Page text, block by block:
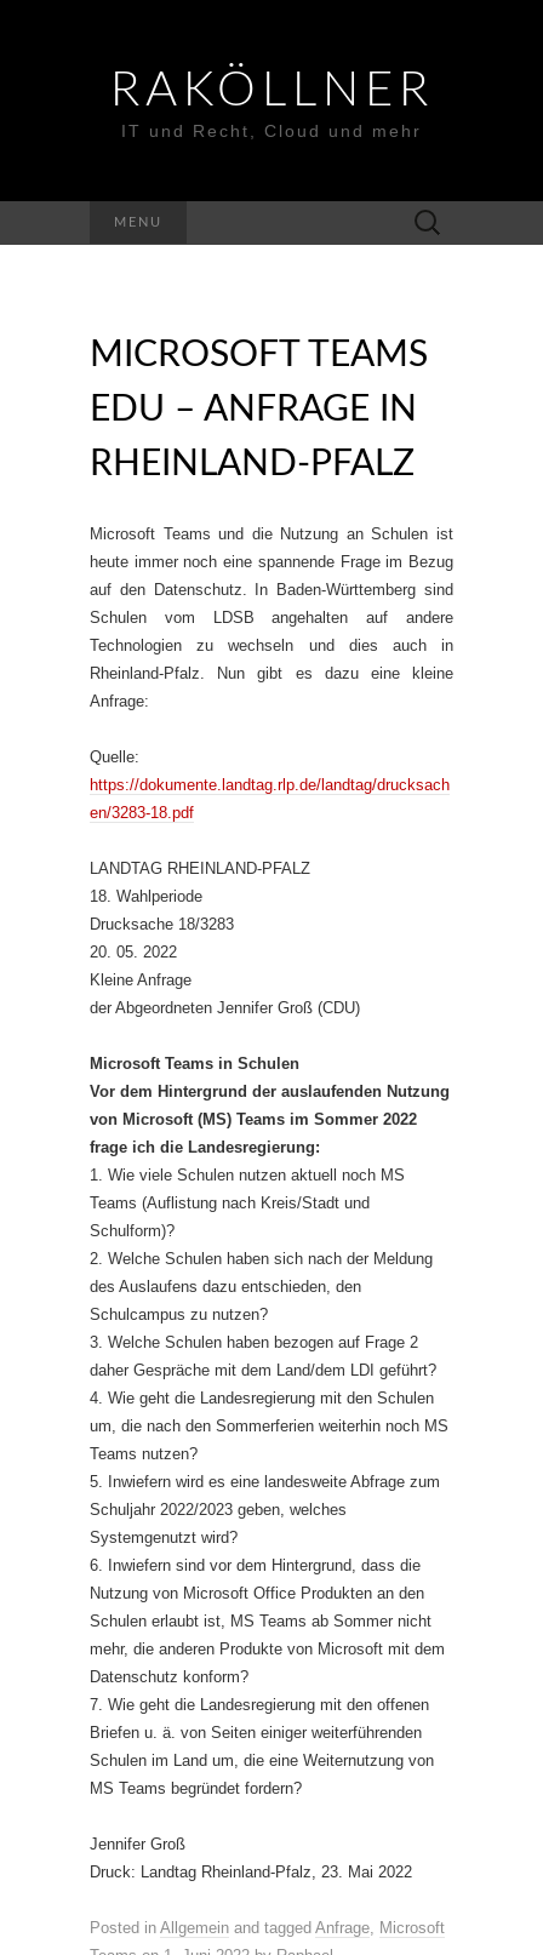
RAKÖLLNER
IT und Recht, Cloud und mehr
MENU
Suchen
nach:
MICROSOFT TEAMS
EDU – ANFRAGE IN
RHEINLAND-PFALZ
Microsoft Teams und die Nutzung an Schulen ist
heute immer noch eine spannende Frage im Bezug
auf den Datenschutz. In Baden-Württemberg sind
Schulen vom LDSB angehalten auf andere
Technologien zu wechseln und dies auch in
Rheinland-Pfalz. Nun gibt es dazu eine kleine
Anfrage:
Quelle:
https://dokumente.landtag.rlp.de/landtag/drucksach
en/3283-18.pdf
LANDTAG RHEINLAND-PFALZ
18. Wahlperiode
Drucksache 18/3283
20. 05. 2022
Kleine Anfrage
der Abgeordneten Jennifer Groß (CDU)
Microsoft Teams in Schulen
Vor dem Hintergrund der auslaufenden Nutzung
von Microsoft (MS) Teams im Sommer 2022
frage ich die Landesregierung:
1. Wie viele Schulen nutzen aktuell noch MS
Teams (Auflistung nach Kreis/Stadt und
Schulform)?
2. Welche Schulen haben sich nach der Meldung
des Auslaufens dazu entschieden, den
Schulcampus zu nutzen?
3. Welche Schulen haben bezogen auf Frage 2
daher Gespräche mit dem Land/dem LDI geführt?
4. Wie geht die Landesregierung mit den Schulen
um, die nach den Sommerferien weiterhin noch MS
Teams nutzen?
5. Inwiefern wird es eine landesweite Abfrage zum
Schuljahr 2022/2023 geben, welches
Systemgenutzt wird?
6. Inwiefern sind vor dem Hintergrund, dass die
Nutzung von Microsoft Office Produkten an den
Schulen erlaubt ist, MS Teams ab Sommer nicht
mehr, die anderen Produkte von Microsoft mit dem
Datenschutz konform?
7. Wie geht die Landesregierung mit den offenen
Briefen u. ä. von Seiten einiger weiterführenden
Schulen im Land um, die eine Weiternutzung von
MS Teams begründet fordern?
Jennifer Groß
Druck: Landtag Rheinland-Pfalz, 23. Mai 2022
Posted in Allgemein and tagged Anfrage, Microsoft